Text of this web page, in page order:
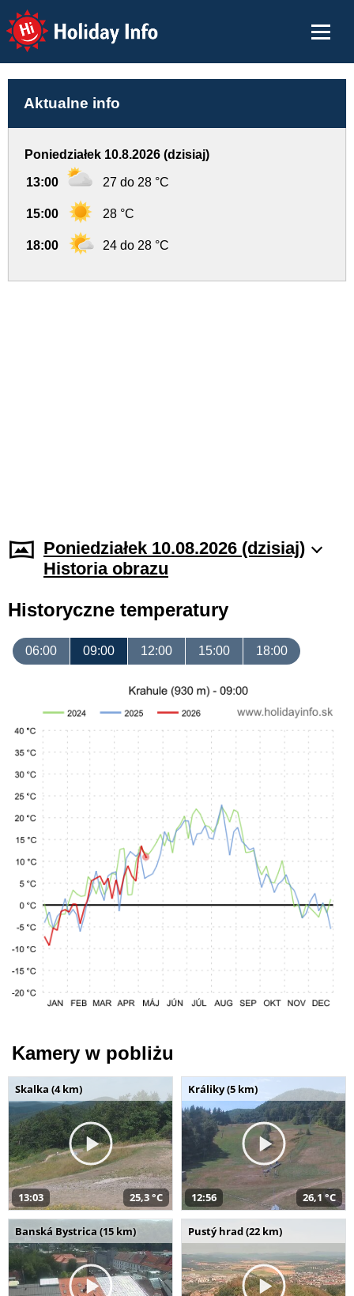
Holiday Info
Aktualne info
Poniedziałek 10.8.2026 (dzisiaj)
13:00 27 do 28 °C
15:00 28 °C
18:00 24 do 28 °C
Poniedziałek 10.08.2026 (dzisiaj)
Historia obrazu
Historyczne temperatury
06:00 09:00 12:00 15:00 18:00
Kamery w pobliżu
Skalka (4 km)
13:03 25,3 °C
Králiky (5 km)
12:56 26,1 °C
Banská Bystrica (15 km) Pustý hrad (22 km)